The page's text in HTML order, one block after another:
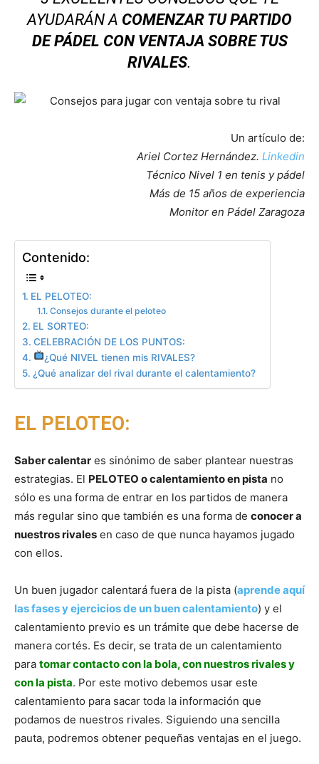
AYUDARÁN A COMENZAR TU PARTIDO
DE PÁDEL CON VENTAJA SOBRE TUS
RIVALES.
Un artículo de:
Ariel Cortez Hernández. Linkedin
Técnico Nivel 1 en tenis y pádel
Más de 15 años de experiencia
Monitor en Pádel Zaragoza
Contenido:
EL PELOTEO:
Consejos durante el peloteo
EL SORTEO:
CELEBRACIÓN DE LOS PUNTOS:
¿Qué NIVEL tienen mis RIVALES?
¿Qué analizar del rival durante el calentamiento?
EL PELOTEO:
Saber calentar es sinónimo de saber plantear nuestras
estrategias. El PELOTEO o calentamiento en pista no
sólo es una forma de entrar en los partidos de manera
más regular sino que también es una forma de conocer a
nuestros rivales en caso de que nunca hayamos jugado
con ellos.
Un buen jugador calentará fuera de la pista (aprende aquí
las fases y ejercicios de un buen calentamiento) y el
calentamiento previo es un trámite que debe hacerse de
manera cortés. Es decir, se trata de un calentamiento
para tomar contacto con la bola, con nuestros rivales y
con la pista. Por este motivo debemos usar este
calentamiento para sacar toda la información que
podamos de nuestros rivales. Siguiendo una sencilla
pauta, podremos obtener pequeñas ventajas en el juego.